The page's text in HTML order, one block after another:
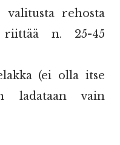
rehosta
n. 25-45
(ei olla itse
ladataan vain